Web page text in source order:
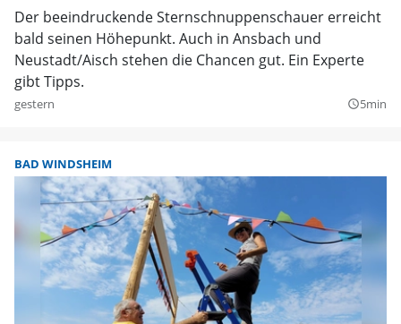
Der beeindruckende Sternschnuppenschauer erreicht
bald seinen Höhepunkt. Auch in Ansbach und
Neustadt/Aisch stehen die Chancen gut. Ein Experte
gibt Tipps.
gestern query_builder5min
BAD WINDSHEIM